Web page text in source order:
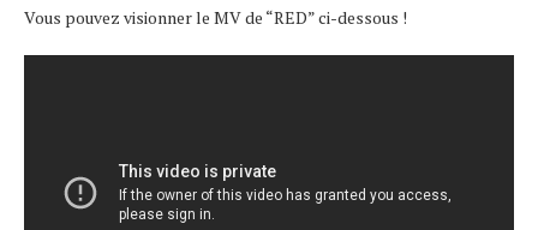
Vous pouvez visionner le MV de “RED” ci-dessous !